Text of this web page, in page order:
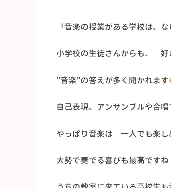
『音楽の授業がある学校は、
小学校の生徒さんからも、 好
”音楽”の答えが多く聞かれます
自己表現、アンサンブルや合
やっぱり音楽は 一人でも楽し
大勢で奏でる喜びも最高ですね